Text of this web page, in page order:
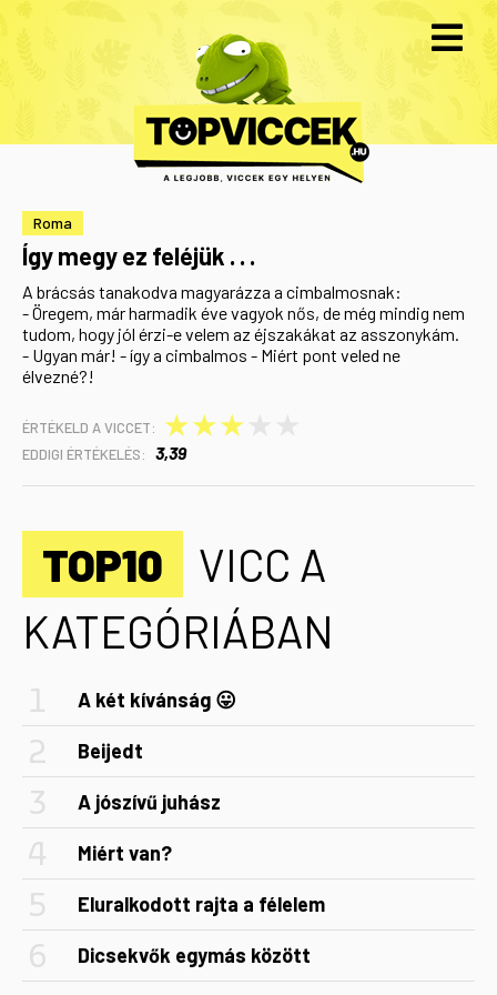
Roma
Így megy ez feléjük . . .
A brácsás tanakodva magyarázza a cimbalmosnak:
- Öregem, már harmadik éve vagyok nős, de még mindig nem
tudom, hogy jól érzi-e velem az éjszakákat az asszonykám.
- Ugyan már! - így a cimbalmos - Miért pont veled ne
élvezné?!
ÉRTÉKELD A VICCET: ★
★
★
EDDIGI ÉRTÉKELÉS: 3,39
TOP10
VICC A
KATEGÓRIÁBAN
A két kívánság 😛
Beijedt
A jószívű juhász
Miért van?
Eluralkodott rajta a félelem
Dicsekvők egymás között